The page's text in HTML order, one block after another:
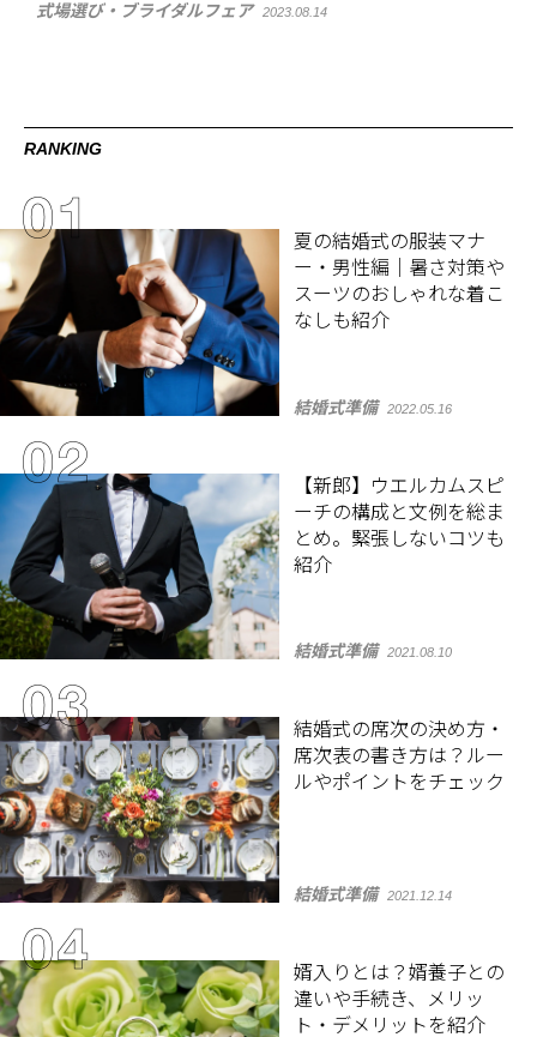
式場選び・ブライダルフェア 2023.08.14
RANKING
夏の結婚式の服装マナ
ー・男性編｜暑さ対策や
スーツのおしゃれな着こ
なしも紹介
結婚式準備 2022.05.16
【新郎】ウエルカムスピ
ーチの構成と文例を総ま
とめ。緊張しないコツも
紹介
結婚式準備 2021.08.10
結婚式の席次の決め方・
席次表の書き方は？ルー
ルやポイントをチェック
結婚式準備 2021.12.14
婿入りとは？婿養子との
違いや手続き、メリッ
ト・デメリットを紹介